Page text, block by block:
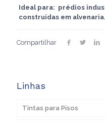
Ideal para: prédios
construídas em alvenaria.
Compartilhar
Linhas
Tintas para Pisos